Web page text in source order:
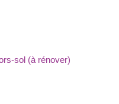
sol (à rénover)